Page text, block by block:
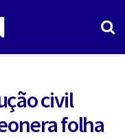
civil
folha